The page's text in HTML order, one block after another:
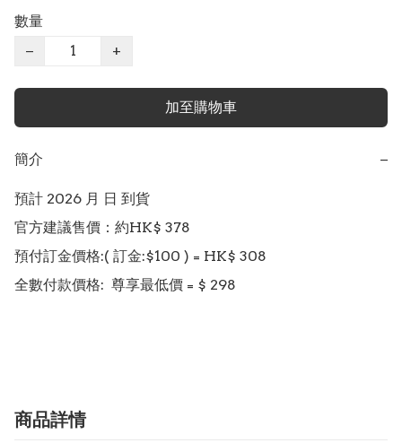
數量
−
+
加至購物車
簡介 −
預計 2026 月 日 到貨
官方建議售價：約HK$ 378
預付訂金價格:( 訂金:$100 ) = HK$ 308
全數付款價格:  尊享最低價 = $ 298
商品詳情